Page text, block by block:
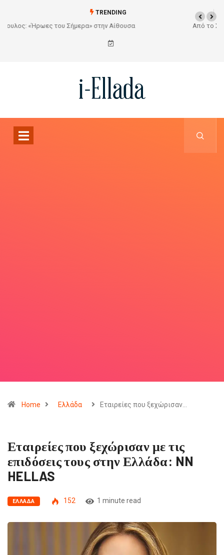
TRENDING
Από το Σχέδιο στην Πραγματικότητα
Home Ελλάδα Εταιρείες που ξεχώρισαν…
Εταιρείες που ξεχώρισαν με τις
επιδόσεις τους στην Ελλάδα: NN
HELLAS
ΕΛΛΆΔΑ 152 1 minute read